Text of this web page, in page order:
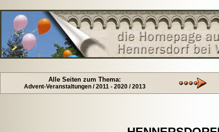
Alle Seiten zum Thema:
Advent-Veranstaltungen / 2011 - 2020 / 2013